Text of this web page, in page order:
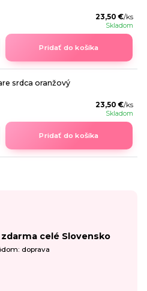
23,50 €/ks
Skladom
Pridať do košíka
srdca oranžový
23,50 €/ks
Skladom
Pridať do košíka
zdarma celé Slovensko
doprava